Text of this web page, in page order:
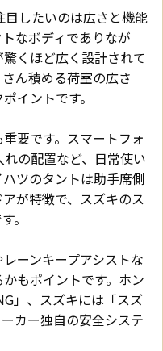
したいのは広さと機能
なボディでありなが
くほど広く設計されて
ん積める荷室の広さ
イントです。
要です。スマートフォ
の配置など、日常使い
ツのタントは助手席側
が特徴で、スズキのス
。
ーンキープアシストな
もポイントです。ホン
」、スズキには「スズ
カー独自の安全システ